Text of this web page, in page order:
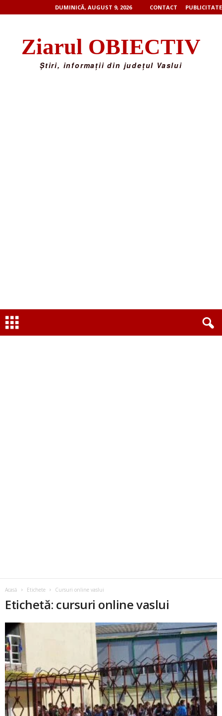
DUMINICĂ, AUGUST 9, 2026 CONTACT PUBLICITATE
Ziarul OBIECTIV
Știri, informații din județul Vaslui
Acasă Etichete Cursuri online vaslui
Etichetă: cursuri online vaslui